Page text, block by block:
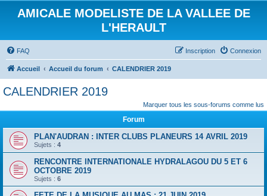
AMICALE MODELISTE DE LA VALLEE DE
L'HERAULT
FAQ Connexion
Inscription
Accueil Accueil du forum CALENDRIER 2019
CALENDRIER 2019
Marquer tous les sous-forums comme lus
Forum
PLAN'AUDRAN : INTER CLUBS PLANEURS 14 AVRIL 2019
Sujets : 4
RENCONTRE INTERNATIONALE HYDRALAGOU DU 5 ET 6
OCTOBRE 2019
Sujets : 6